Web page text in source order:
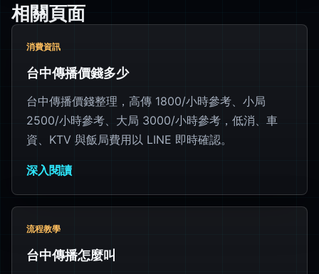
相關頁面
消費資訊
台中傳播價錢多少
台中傳播價錢整理，高傳 1800/小時參考、小局
2500/小時參考、大局 3000/小時參考，低消、車
資、KTV 與飯局費用以 LINE 即時確認。
深入閱讀
流程教學
台中傳播怎麼叫